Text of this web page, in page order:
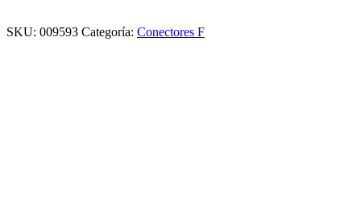
SKU: 009593 Categoría: Conectores F